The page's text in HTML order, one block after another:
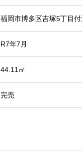
福岡市博多区吉塚5丁目付
R7年7月
44.11㎡
完売